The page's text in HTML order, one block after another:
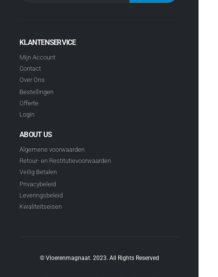
KLANTENSERVICE
Mijn Account
Contact
Over Ons
Bestellingen
Offerte
Login
ABOUT US
Algemene voorwaarden
Retour- en Restitutievoorwaarden
Veilig Betalen
Privacybeleid
Leveringsbeleid
Kwaliteitseisen
© Vloerenmagnaat. 2023. All Rights Reserved